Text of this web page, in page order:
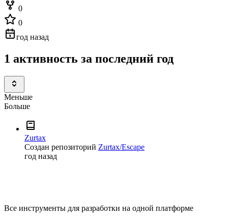
0
0
год назад
1 активность за последний год
Меньше
Больше
Zurtax
Создан репозиторий Zurtax/Escape
год назад
Все инструменты для разработки на одной платформе